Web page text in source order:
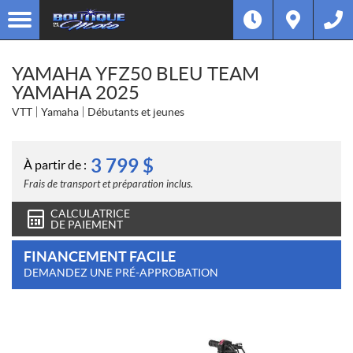
YAMAHA YFZ50 BLEU TEAM
YAMAHA 2025
VTT Yamaha Débutants et jeunes
À partir de : 3 799 $
Frais de transport et préparation inclus.
CALCULATRICE
DE PAIEMENT
FINANCEMENT FACILE
DEMANDEZ UNE PRÉ-APPROBATION